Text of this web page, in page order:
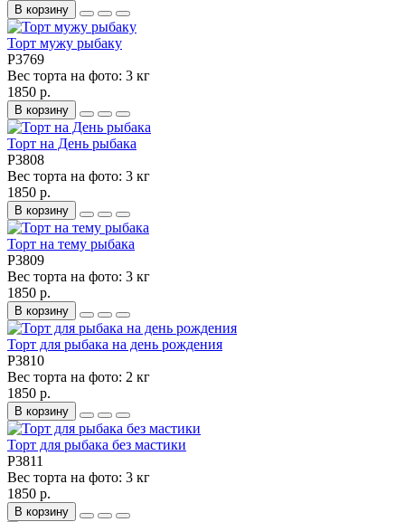
В корзину
Торт мужу рыбаку
P3769
Вес торта на фото: 3 кг
1850 р.
В корзину
Торт на День рыбака
P3808
Вес торта на фото: 3 кг
1850 р.
В корзину
Торт на тему рыбака
P3809
Вес торта на фото: 3 кг
1850 р.
В корзину
Торт для рыбака на день рождения
P3810
Вес торта на фото: 2 кг
1850 р.
В корзину
Торт для рыбака без мастики
P3811
Вес торта на фото: 3 кг
1850 р.
В корзину